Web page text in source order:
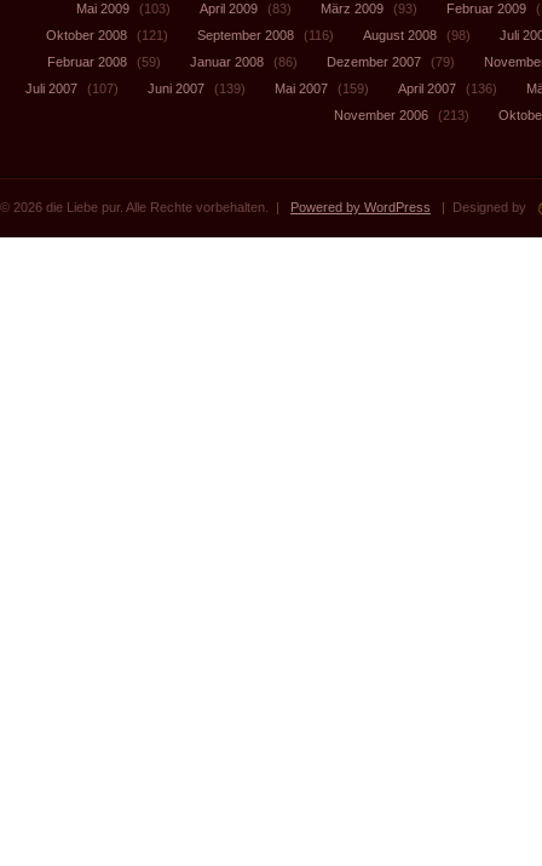
Mai 2009
(103) April 2009 (83) März 2009 (93) Februar 2009
Oktober 2008
(121) September 2008 (116) August 2008 (98)
Juli
Februar 2008
(59) Januar 2008 (86) Dezember 2007 (79)
Juli 2007
(107) Juni 2007 (139) Mai 2007 (159) April 2007 (136)
November 2006
(213)
© 2026 die Liebe pur. Alle Rechte vorbehalten. | Powered by WordPress | Designed by